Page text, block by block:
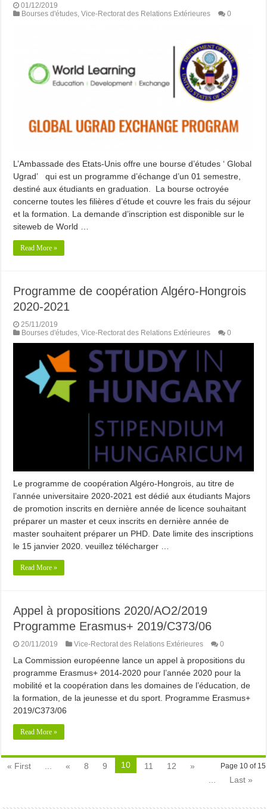
01/12/2019
Bourses d'études ,Vice-Rectorat des Relations Extérieures 0
L’Ambassade des Etats-Unis offre une bourse d’études ‘ Global
Ugrad’ qui est un programme d’échange d’un 01 semestre,
destiné aux étudiants en graduation. La bourse octroyée
concerne toutes les filières d’étude et couvre les frais du séjour
et la formation. La demande d’inscription est disponible sur le
siteweb de World …
Read More »
Programme de coopération Algéro-Hongrois
2020-2021
25/11/2019
Bourses d'études,Vice-Rectorat des Relations Extérieures 0
Le programme de coopération Algéro-Hongrois, au titre de
l’année universitaire 2020-2021 est dédié aux étudiants Majors
de promotion inscrits en dernière année de licence souhaitant
préparer un master et ceux inscrits en dernière année de
master souhaitent préparer un PHD. Date limite des inscriptions
le 15 janvier 2020. veuillez télécharger …
Read More »
Appel à propositions 2020/AO2/2019
Programme Erasmus+ 2019/C373/06
20/11/2019 Vice-Rectorat des Relations Extérieures 0
La Commission européenne lance un appel à propositions du
programme Erasmus+ 2014-2020 pour l’année 2020 pour la
mobilité et la coopération dans les domaines de l’éducation, de
la formation, de la jeunesse et du sport. Programme Erasmus+
2019/C373/06
Read More »
Page 10 of 15
« First « 8 9 10 11 12
»
Last »